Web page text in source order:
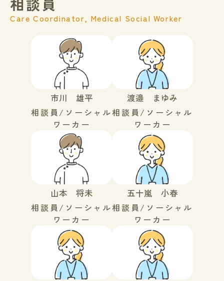
Care Coordinator, Medical Social Worker
市川 雄平
相談員/ソーシャル
ワーカー
渡邉 まゆみ
相談員/ソーシャル
ワーカー
山本 将未
相談員/ソーシャル
ワーカー
五十嵐 小春
相談員/ソーシャル
ワーカー